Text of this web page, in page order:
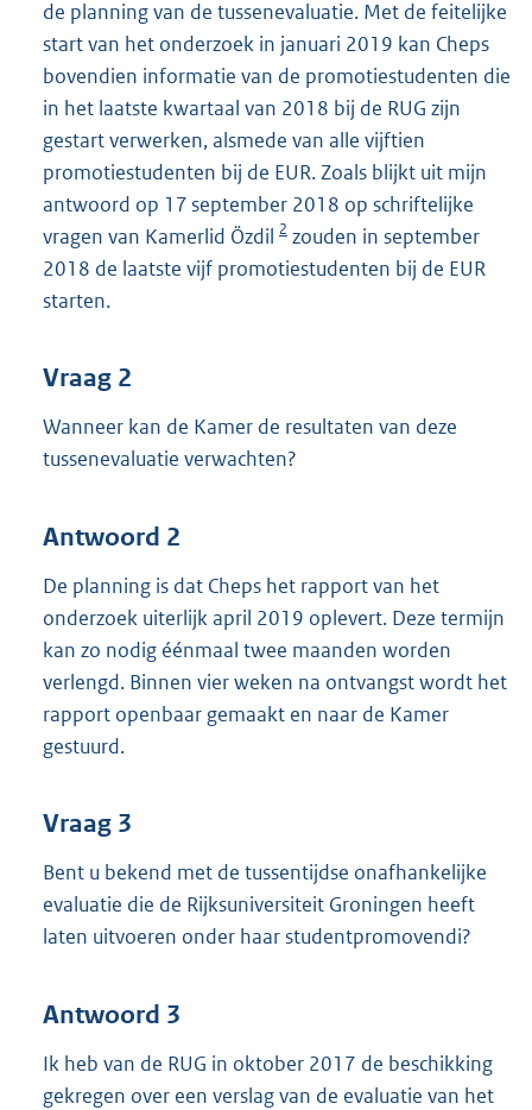
de planning van de tussenevaluatie. Met de feitelijke
start van het onderzoek in januari 2019 kan Cheps
bovendien informatie van de promotiestudenten die
in het laatste kwartaal van 2018 bij de RUG zijn
gestart verwerken, alsmede van alle vijftien
promotiestudenten bij de EUR. Zoals blijkt uit mijn
antwoord op 17 september 2018 op schriftelijke
vragen van Kamerlid Özdil 2 zouden in september
2018 de laatste vijf promotiestudenten bij de EUR
starten.
Vraag 2
Wanneer kan de Kamer de resultaten van deze
tussenevaluatie verwachten?
Antwoord 2
De planning is dat Cheps het rapport van het
onderzoek uiterlijk april 2019 oplevert. Deze termijn
kan zo nodig éénmaal twee maanden worden
verlengd. Binnen vier weken na ontvangst wordt het
rapport openbaar gemaakt en naar de Kamer
gestuurd.
Vraag 3
Bent u bekend met de tussentijdse onafhankelijke
evaluatie die de Rijksuniversiteit Groningen heeft
laten uitvoeren onder haar studentpromovendi?
Antwoord 3
Ik heb van de RUG in oktober 2017 de beschikking
gekregen over een verslag van de evaluatie van het